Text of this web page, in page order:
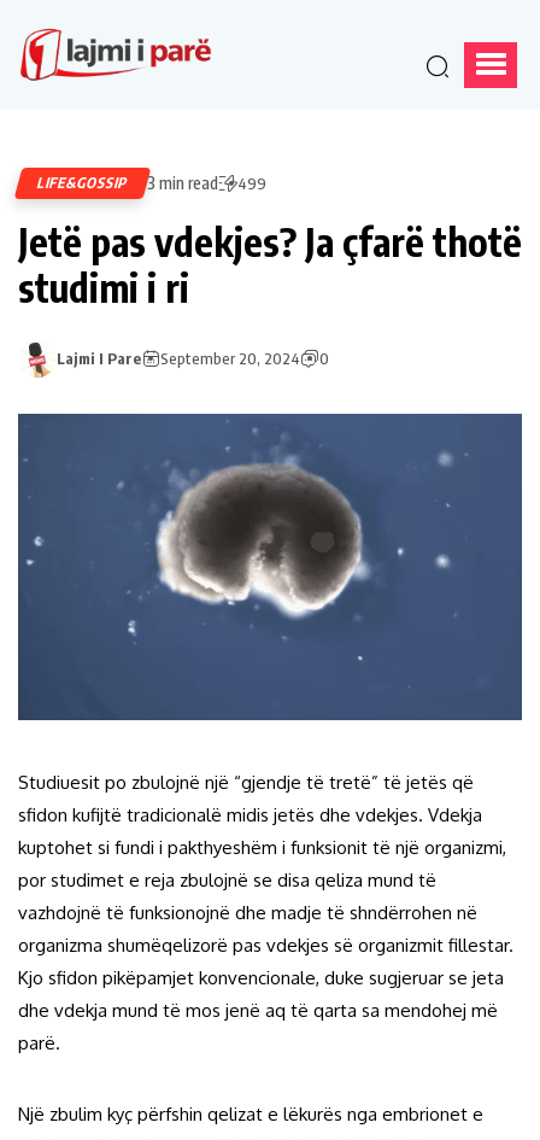
LIFE&GOSSIP 3 min read 499
Jetë pas vdekjes? Ja çfarë thotë
studimi i ri
Lajmi I Pare September 20, 2024 0
Studiuesit po zbulojnë një “gjendje të tretë” të jetës që
sfidon kufijtë tradicionalë midis jetës dhe vdekjes. Vdekja
kuptohet si fundi i pakthyeshëm i funksionit të një organizmi,
por studimet e reja zbulojnë se disa qeliza mund të
vazhdojnë të funksionojnë dhe madje të shndërrohen në
organizma shumëqelizorë pas vdekjes së organizmit fillestar.
Kjo sfidon pikëpamjet konvencionale, duke sugjeruar se jeta
dhe vdekja mund të mos jenë aq të qarta sa mendohej më
parë.
Një zbulim kyç përfshin qelizat e lëkurës nga embrionet e